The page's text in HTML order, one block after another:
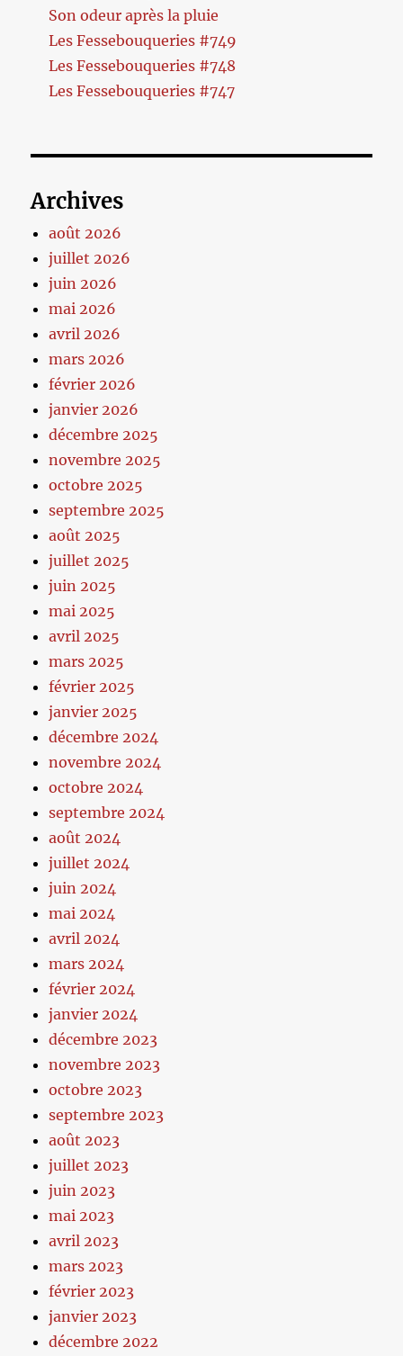
Son odeur après la pluie
Les Fessebouqueries #749
Les Fessebouqueries #748
Les Fessebouqueries #747
Archives
août 2026
juillet 2026
juin 2026
mai 2026
avril 2026
mars 2026
février 2026
janvier 2026
décembre 2025
novembre 2025
octobre 2025
septembre 2025
août 2025
juillet 2025
juin 2025
mai 2025
avril 2025
mars 2025
février 2025
janvier 2025
décembre 2024
novembre 2024
octobre 2024
septembre 2024
août 2024
juillet 2024
juin 2024
mai 2024
avril 2024
mars 2024
février 2024
janvier 2024
décembre 2023
novembre 2023
octobre 2023
septembre 2023
août 2023
juillet 2023
juin 2023
mai 2023
avril 2023
mars 2023
février 2023
janvier 2023
décembre 2022